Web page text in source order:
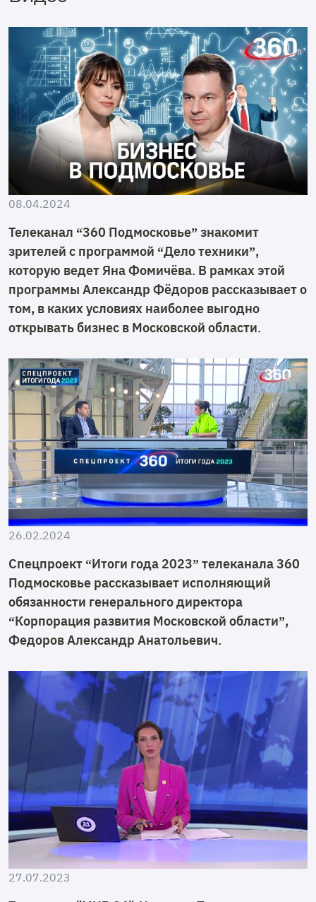
08.04.2024
Телеканал “360 Подмосковье” знакомит
зрителей с программой “Дело техники”,
которую ведет Яна Фомичёва. В рамках этой
программы Александр Фёдоров рассказывает о
том, в каких условиях наиболее выгодно
открывать бизнес в Московской области.
26.02.2024
Спецпроект “Итоги года 2023” телеканала 360
Подмосковье рассказывает исполняющий
обязанности генерального директора
“Корпорация развития Московской области”,
Федоров Александр Анатольевич.
27.07.2023